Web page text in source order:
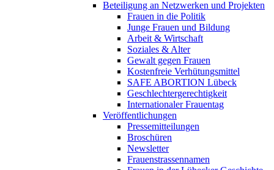
Beteiligung an Netzwerken und Projekten
Frauen in die Politik
Junge Frauen und Bildung
Arbeit & Wirtschaft
Soziales & Alter
Gewalt gegen Frauen
Kostenfreie Verhütungsmittel
SAFE ABORTION Lübeck
Geschlechtergerechtigkeit
Internationaler Frauentag
Veröffentlichungen
Pressemitteilungen
Broschüren
Newsletter
Frauenstrassennamen